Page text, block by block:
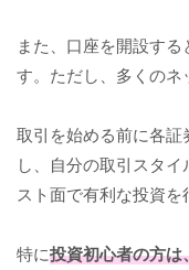
また、口座を開設す
す。ただし、多くのネ
取引を始める前に各
し、自分の取引スタ
スト面で有利な投資を
特に投資初心者の方